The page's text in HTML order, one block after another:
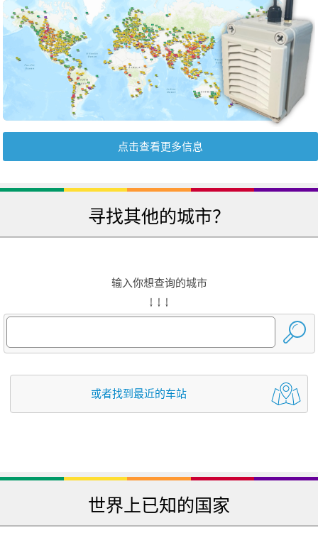
点击查看更多信息
寻找其他的城市？
输入你想查询的城市
↓ ↓ ↓
或者找到最近的车站
世界上已知的国家